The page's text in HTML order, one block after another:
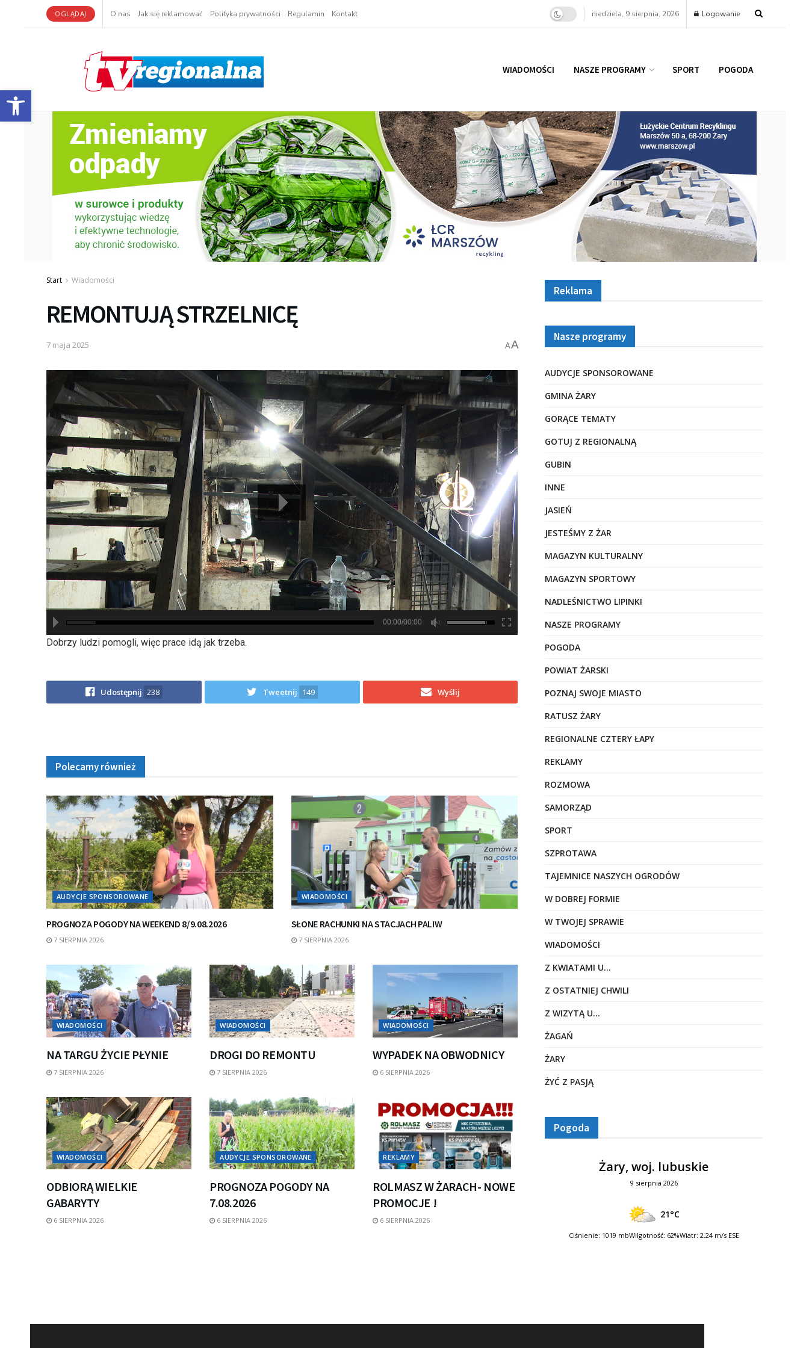
Otwórz pasek narzędzi
OGLĄDAJ O nas Jak się reklamować Polityka prywatności Regulamin Kontakt niedziela, 9 sierpnia, 2026 Logowanie
WIADOMOŚCI NASZE PROGRAMY SPORT POGODA
Start Wiadomości
REMONTUJĄ STRZELNICĘ
7 maja 2025 AA
hd2880
hd2160
hd2160
hd1440
highres
hd1080
hd720
large
medium
small
tiny
00:00/00:00
Dobrzy ludzi pomogli, więc prace idą jak trzeba.
Udostępnij 238 Tweetnij 149 Wyślij
Polecamy również
AUDYCJE SPONSOROWANE
PROGNOZA POGODY NA WEEKEND 8/9.08.2026
7 SIERPNIA 2026
WIADOMOŚCI
SŁONE RACHUNKI NA STACJACH PALIW
7 SIERPNIA 2026
WIADOMOŚCI
NA TARGU ŻYCIE PŁYNIE
7 SIERPNIA 2026
WIADOMOŚCI
DROGI DO REMONTU
7 SIERPNIA 2026
WIADOMOŚCI
WYPADEK NA OBWODNICY
6 SIERPNIA 2026
WIADOMOŚCI
ODBIORĄ WIELKIE
GABARYTY
6 SIERPNIA 2026
AUDYCJE SPONSOROWANE
PROGNOZA POGODY NA
7.08.2026
6 SIERPNIA 2026
REKLAMY
ROLMASZ W ŻARACH- NOWE
PROMOCJE !
6 SIERPNIA 2026
Reklama
Nasze programy
AUDYCJE SPONSOROWANE
GMINA ŻARY
GORĄCE TEMATY
GOTUJ Z REGIONALNĄ
GUBIN
INNE
JASIEŃ
JESTEŚMY Z ŻAR
MAGAZYN KULTURALNY
MAGAZYN SPORTOWY
NADLEŚNICTWO LIPINKI
NASZE PROGRAMY
POGODA
POWIAT ŻARSKI
POZNAJ SWOJE MIASTO
RATUSZ ŻARY
REGIONALNE CZTERY ŁAPY
REKLAMY
ROZMOWA
SAMORZĄD
SPORT
SZPROTAWA
TAJEMNICE NASZYCH OGRODÓW
W DOBREJ FORMIE
W TWOJEJ SPRAWIE
WIADOMOŚCI
Z KWIATAMI U…
Z OSTATNIEJ CHWILI
Z WIZYTĄ U…
ŻAGAŃ
ŻARY
ŻYĆ Z PASJĄ
Pogoda
Żary, woj. lubuskie
9 sierpnia 2026
21°C
Ciśnienie: 1019 mbWilgotność: 62%Wiatr: 2.24 m/s ESE